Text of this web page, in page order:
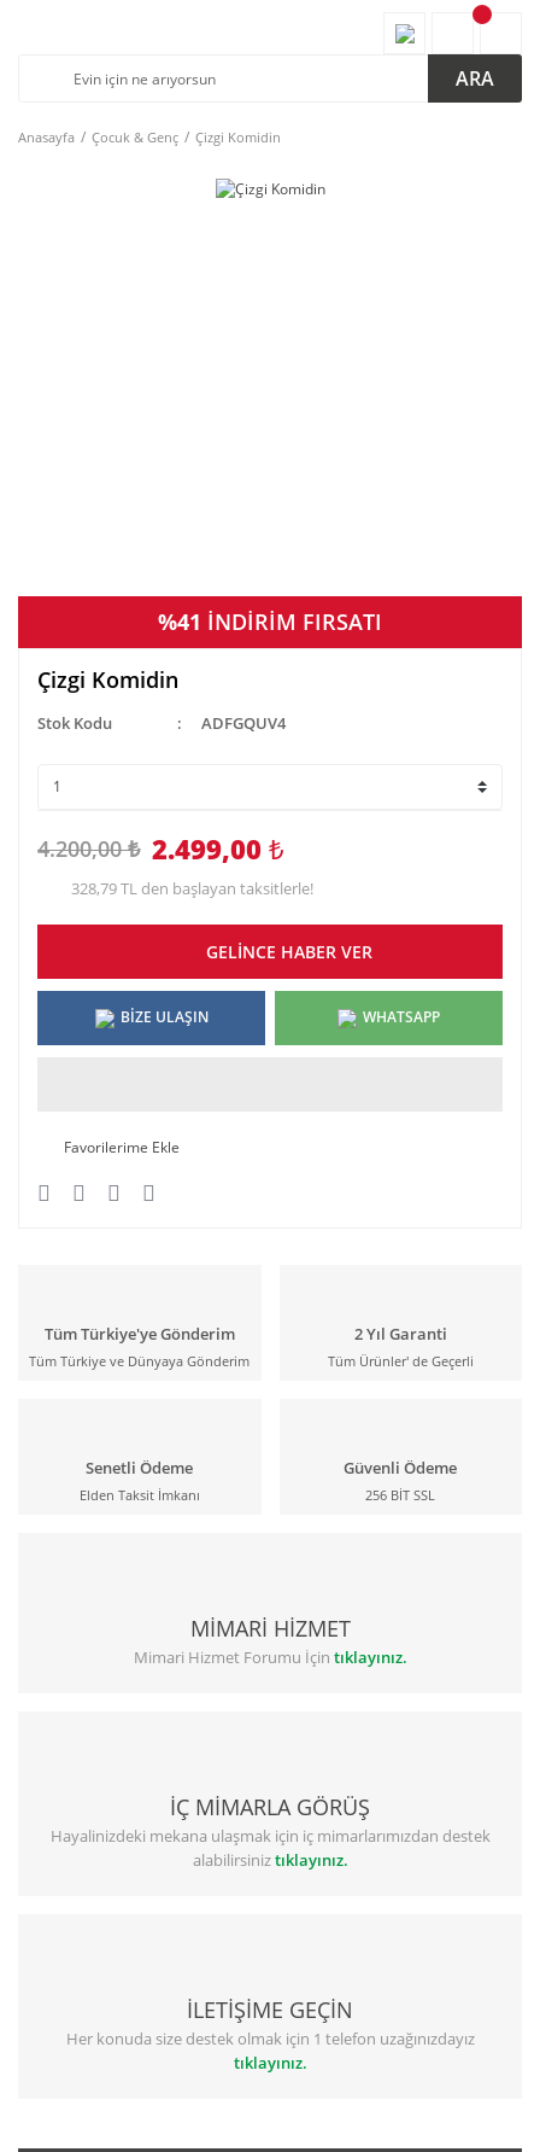
ARA
Anasayfa Çocuk & Genç Çizgi Komidin
%41 İNDİRİM FIRSATI
Çizgi Komidin
Stok Kodu ADFGQUV4
4.200,00 ₺ 2.499,00 ₺
328,79 TL den başlayan taksitlerle!
GELİNCE HABER VER
BİZE ULAŞIN WHATSAPP
Tüm Türkiye'ye Gönderim
Tüm Türkiye ve Dünyaya Gönderim
2 Yıl Garanti
Tüm Ürünler' de Geçerli
Senetli Ödeme
Elden Taksit İmkanı
Güvenli Ödeme
256 BİT SSL
MİMARİ HİZMET
Mimari Hizmet Forumu İçin tıklayınız.
İÇ MİMARLA GÖRÜŞ
Hayalinizdeki mekana ulaşmak için iç mimarlarımızdan destek
alabilirsiniztıklayınız.
İLETİŞİME GEÇİN
Her konuda size destek olmak için 1 telefon uzağınızdayız
tıklayınız.